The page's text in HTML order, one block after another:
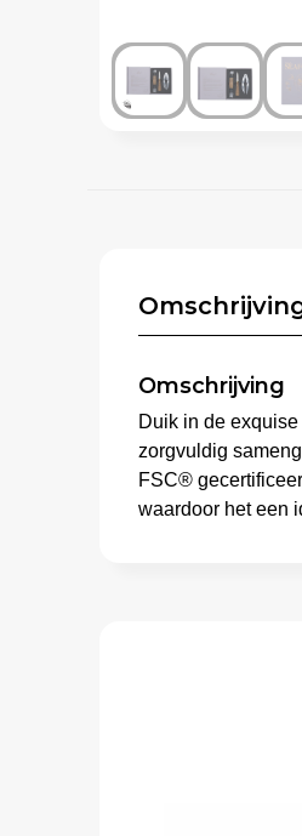
Omschrijving
Duik in de
zorgvuldig
FSC®
waardoor het een